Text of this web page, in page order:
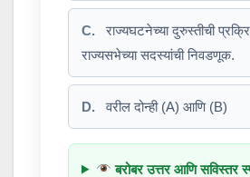
C.
राज्यघटनेच्या दुरुस्तीची
राज्यसभेच्या सदस्यांची निवडणूक.
D. वरील दोन्ही (A) आणि (B)
बरोबर उत्तर आणि सविस्तर